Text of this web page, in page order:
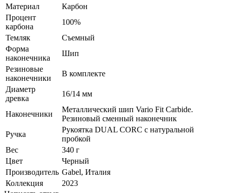
Материал
Карбон
Процент
карбона
100%
Темляк
Съемный
Форма
наконечника
Шип
Резиновые
наконечники
В комплекте
Диаметр
древка
16/14 мм
Наконечники
Металлический шип Vario Fit Carbide.
Резиновый сменный наконечник
Ручка
Рукоятка DUAL CORC с натуральной
пробкой
Вес
340 г
Цвет
Черный
Производитель Gabel, Италия
Коллекция
2023